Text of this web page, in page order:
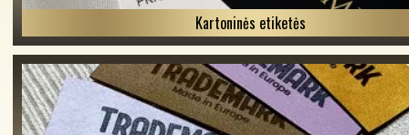
Kartoninės etiketės